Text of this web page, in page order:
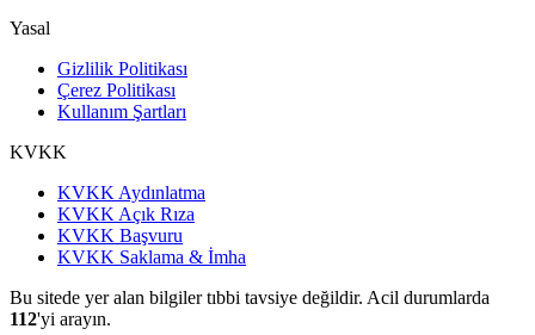
Yasal
Gizlilik Politikası
Çerez Politikası
Kullanım Şartları
KVKK
KVKK Aydınlatma
KVKK Açık Rıza
KVKK Başvuru
KVKK Saklama & İmha
Bu sitede yer alan bilgiler tıbbi tavsiye değildir. Acil durumlarda
112'yi arayın.